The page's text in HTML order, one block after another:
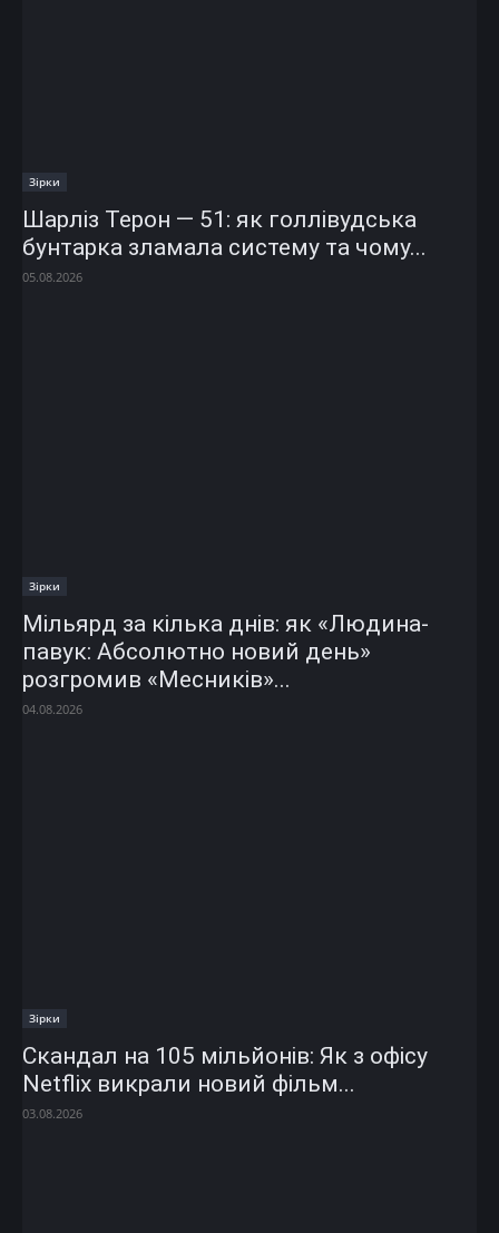
Зірки
Шарліз Терон — 51: як голлівудська
бунтарка зламала систему та чому...
05.08.2026
Зірки
Мільярд за кілька днів: як «Людина-
павук: Абсолютно новий день»
розгромив «Месників»...
04.08.2026
Зірки
Скандал на 105 мільйонів: Як з офісу
Netflix викрали новий фільм...
03.08.2026